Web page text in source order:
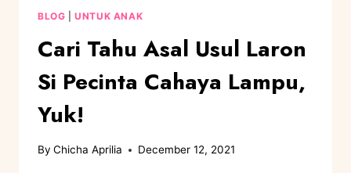
BLOG |UNTUK ANAK
Cari Tahu Asal Usul Laron
Si Pecinta Cahaya Lampu,
Yuk!
By Chicha Aprilia December 12, 2021